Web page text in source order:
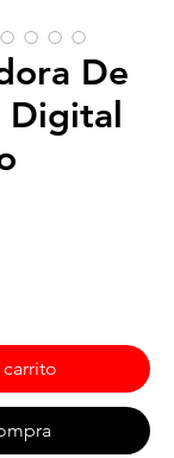
De